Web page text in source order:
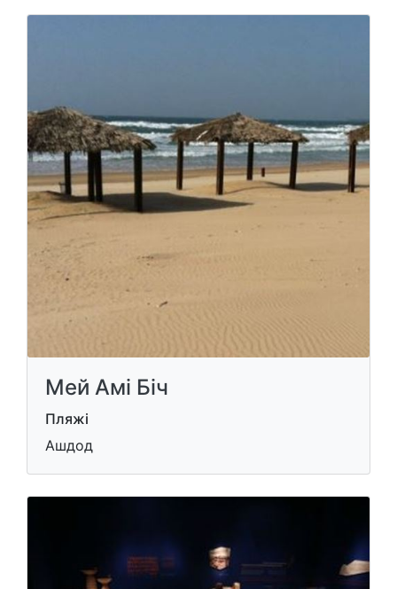
Мей Амі Біч
Пляжі
Ашдод